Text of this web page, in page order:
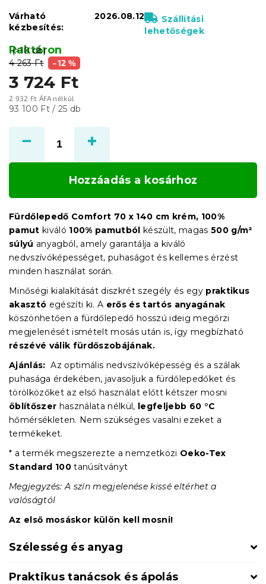
4 263 Ft –12 %
3 724 Ft
2 932 Ft ÁFA nélkül
Egységár:
93 100 Ft / 25 db
Raktáron
(>10 db)
Várható
kézbesítés:
2026.08.12
Szállítási
lehetőségek
Hozzáadás a kosárhoz
Fürdőlepedő Comfort 70 x 140 cm krém, 100%
pamut kiváló 100% pamutból készült, magas500 g/m²
súlyú anyagból, amely garantálja a kiváló
nedvszívóképességet, puhaságot és kellemes érzést
minden használat során.
Minőségi kialakítását diszkrét szegély és egy praktikus
akasztó egészíti ki. A erős és tartós anyagának
köszönhetően a fürdőlepedő hosszú ideig megőrzi
megjelenését ismételt mosás után is, így megbízható
részévé válik fürdőszobájának.
Ajánlás: Az optimális nedvszívóképesség és a szálak
puhasága érdekében, javasoljuk a fürdőlepedőket és
törölközőket az első használat előtt kétszer mosni
öblítőszer használata nélkül, legfeljebb 60 °C
hőmérsékleten. Nem szükséges vasalni ezeket a
termékeket.
* a termék megszerezte a nemzetközi Oeko-Tex
Standard 100 tanúsítványt
Megjegyzés: A szín megjelenése kissé eltérhet a
valóságtól
Az első mosáskor külön kell mosni!
Szélesség és anyag
Praktikus tanácsok és ápolás